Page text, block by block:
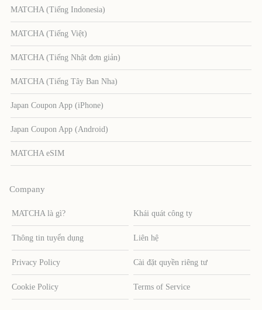
MATCHA (Tiếng Indonesia)
MATCHA (Tiếng Việt)
MATCHA (Tiếng Nhật đơn giản)
MATCHA (Tiếng Tây Ban Nha)
Japan Coupon App (iPhone)
Japan Coupon App (Android)
MATCHA eSIM
Company
MATCHA là gì? Khái quát công ty
Thông tin tuyển dụng Liên hệ
Privacy Policy Cài đặt quyền riêng tư
Cookie Policy Terms of Service